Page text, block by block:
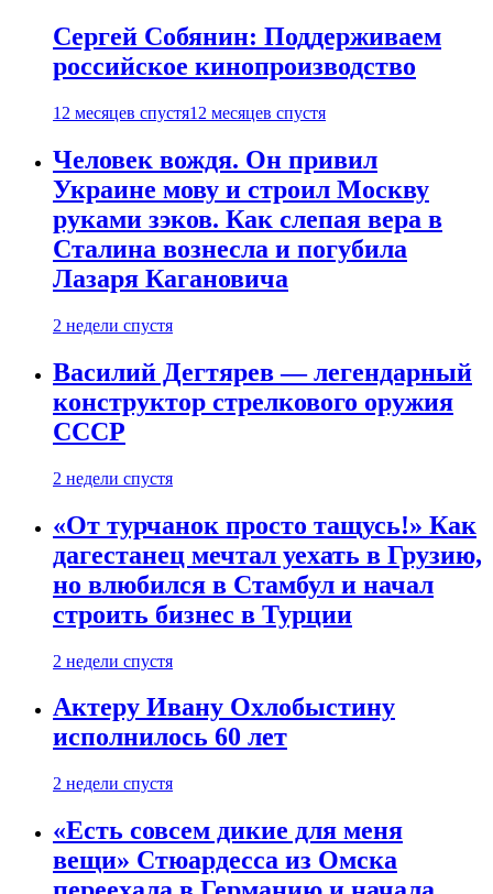
Сергей Собянин: Поддерживаем
российское кинопроизводство
12 месяцев спустя12 месяцев спустя
Человек вождя. Он привил
Украине мову и строил Москву
руками зэков. Как слепая вера в
Сталина вознесла и погубила
Лазаря Кагановича
2 недели спустя
Василий Дегтярев — легендарный
конструктор стрелкового оружия
СССР
2 недели спустя
«От турчанок просто тащусь!» Как
дагестанец мечтал уехать в Грузию,
но влюбился в Стамбул и начал
строить бизнес в Турции
2 недели спустя
Актеру Ивану Охлобыстину
исполнилось 60 лет
2 недели спустя
«Есть совсем дикие для меня
вещи» Стюардесса из Омска